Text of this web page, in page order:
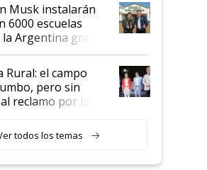
Musk instalarán
6000 escuelas
Argentina gracias
con Starlink
Rural: el campo
pero sin
reclamo por las
todos los temas